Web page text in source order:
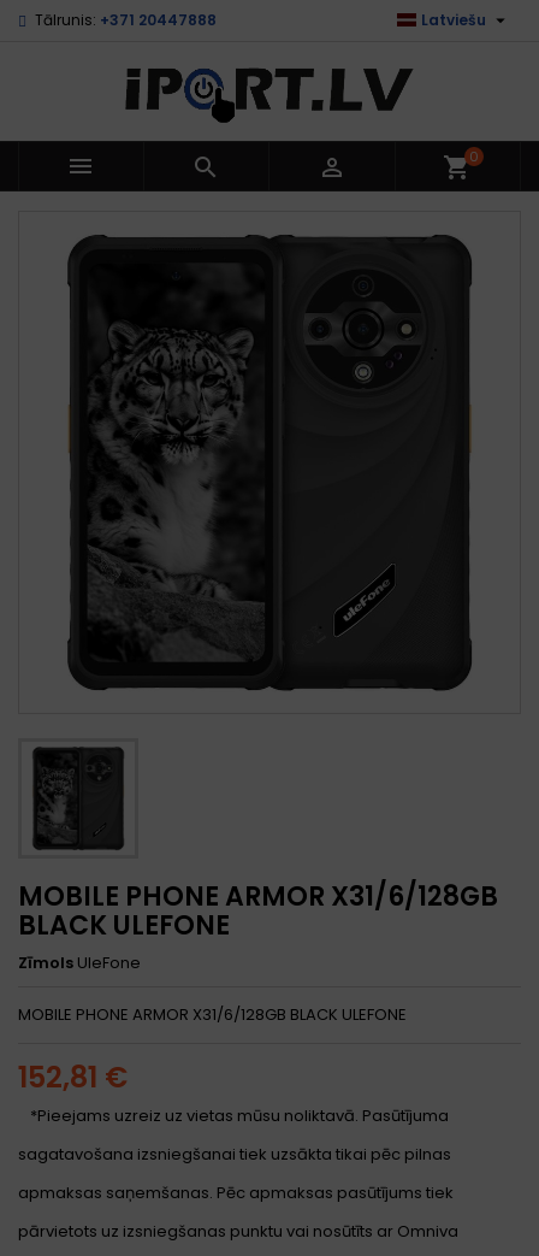
Tālrunis: +371 20447888 Latviešu 
   shopping_cart0
MOBILE PHONE ARMOR X31/6/128GB
BLACK ULEFONE
Zīmols UleFone
MOBILE PHONE ARMOR X31/6/128GB BLACK ULEFONE
152,81 €
*Pieejams uzreiz uz vietas mūsu noliktavā. Pasūtījuma
sagatavošana izsniegšanai tiek uzsākta tikai pēc pilnas
apmaksas saņemšanas. Pēc apmaksas pasūtījums tiek
pārvietots uz izsniegšanas punktu vai nosūtīts ar Omniva